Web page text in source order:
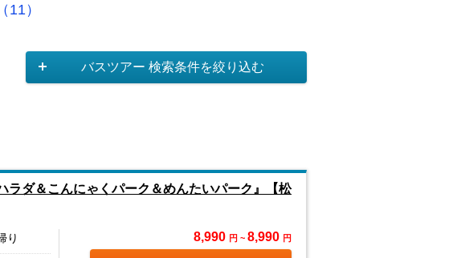
11）
バスツアー 検索条件を絞り込む
ラダ＆こんにゃくパーク＆めんたいパーク』【松
り 8,990 円 ~ 8,990 円